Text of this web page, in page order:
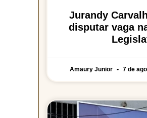
Jurandy
disputar vaga
Amaury Junior 7 de